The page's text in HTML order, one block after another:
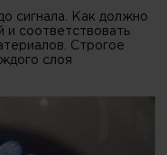
сигнала. Как должно
и соответствовать
Строгое
слоя